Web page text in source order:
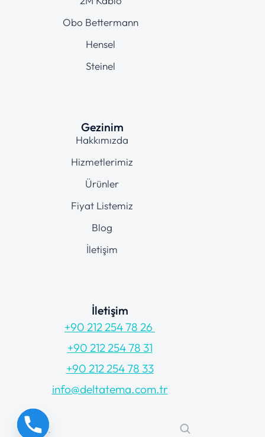
Obo Bettermann
Hensel
Steinel
Gezinim
Hakkımızda
Hizmetlerimiz
Ürünler
Fiyat Listemiz
Blog
İletişim
İletişim
+90 212 254 78 26
+90 212 254 78 31
+90 212 254 78 33
info@deltatema.com.tr